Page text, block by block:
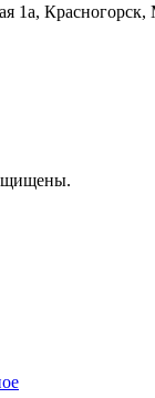
1а, Красногорск,